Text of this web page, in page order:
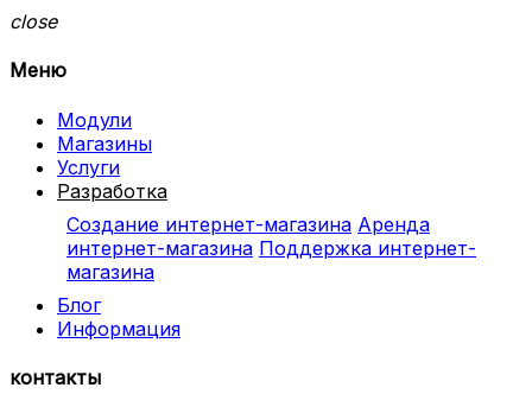
close
Меню
Модули
Магазины
Услуги
Разработка
Создание интернет-магазина Аренда
интернет-магазина Поддержка интернет-
магазина
Блог
Информация
контакты